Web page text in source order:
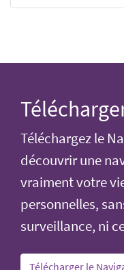
Téléchargez le
découvrir une
vraiment votre
personnelles,
surveillance, ni
Télécharger le